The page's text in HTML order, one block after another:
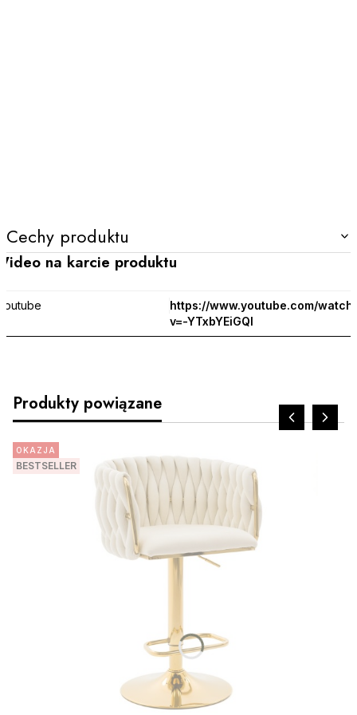
Cechy produktu
na karcie produktu
https://www.youtube.com/
v=-YTxbYEiGQI
Produkty powiązane
OKAZJA
BESTSELLER